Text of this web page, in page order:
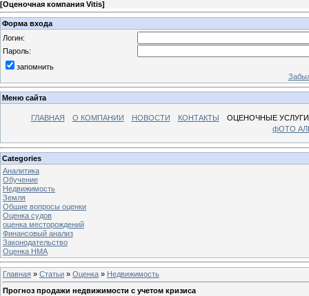
[Оценочная компания Vitis]
Форма входа
Логин:
Пароль:
запомнить
Меню сайта
ГЛАВНАЯ О КОМПАНИИ НОВОСТИ КОНТАКТЫ
ОЦЕНОЧНЫЕ УСЛУГИ
фОТО
Categories
Аналитика
Обучение
Недвижимость
Земля
Общие вопросы оценки
Оценка судов
оценка месторождений
Финансовый анализ
Законодательство
Оценка НМА
Главная » Статьи » Оценка » Недвижимость
Прогноз продажи недвижимости с учетом кризиса